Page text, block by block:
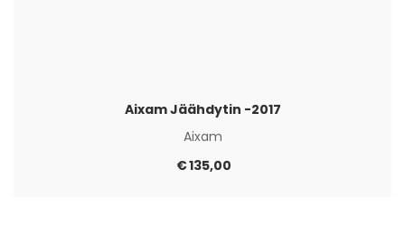
Aixam Jäähdytin -2017
Aixam
€135,00